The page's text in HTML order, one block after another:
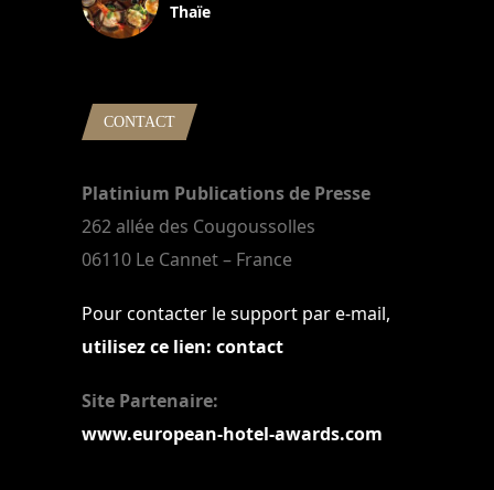
Thaïe
CONTACT
Platinium Publications de Presse
262 allée des Cougoussolles
06110 Le Cannet – France
Pour contacter le support par e-mail,
utilisez ce lien: contact
Site Partenaire:
www.european-hotel-awards.com